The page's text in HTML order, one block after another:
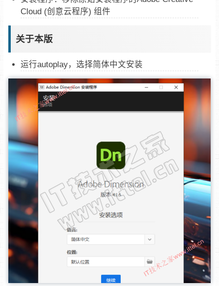
Cloud (创意云程序) 组件
关于本版
运行autoplay，选择简体中文安装